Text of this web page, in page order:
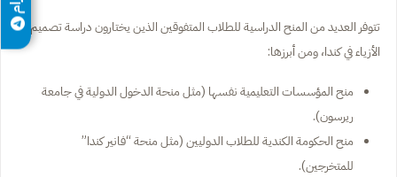
تتوفر العديد من المنح الدراسية للطلاب المتفوقين الذين يختارون دراسة تصميم
الأزياء في كندا، ومن أبرزها:
منح المؤسسات التعليمية نفسها (مثل منحة الدخول الدولية في جامعة
ريرسون).
منح الحكومة الكندية للطلاب الدوليين (مثل منحة “فانير كندا”
للمتخرجين).